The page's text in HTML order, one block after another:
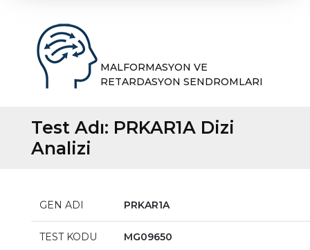
MALFORMASYON VE
RETARDASYON SENDROMLARI
Test Adı: PRKAR1A Dizi
Analizi
GEN ADI PRKAR1A
TEST KODU MG09650